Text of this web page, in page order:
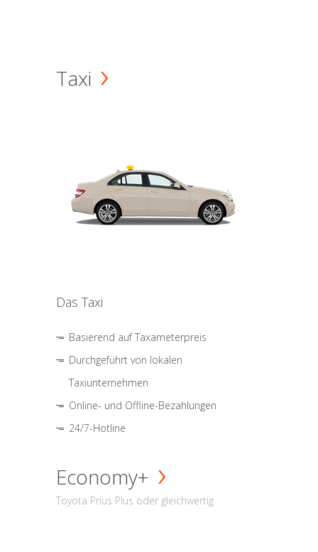
Taxi
Das Taxi
Basierend auf Taxameterpreis
Durchgeführt von lokalen
Taxiunternehmen
Online- und Offline-Bezahlungen
24/7-Hotline
Economy+
Toyota Prius Plus oder gleichwertig